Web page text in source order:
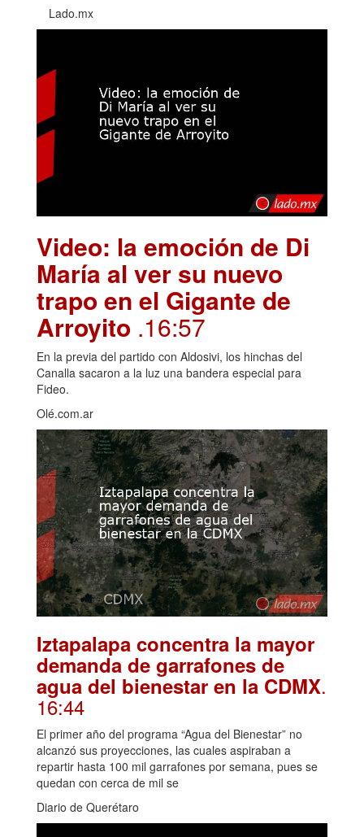
Lado.mx
Video: la emoción de Di
María al ver su nuevo
trapo en el Gigante de
Arroyito .16:57
En la previa del partido con Aldosivi, los hinchas del
Canalla sacaron a la luz una bandera especial para
Fideo.
Olé.com.ar
Iztapalapa concentra la mayor
demanda de garrafones de
agua del bienestar en la CDMX.
16:44
El primer año del programa “Agua del Bienestar” no
alcanzó sus proyecciones, las cuales aspiraban a
repartir hasta 100 mil garrafones por semana, pues se
quedan con cerca de mil se
Diario de Querétaro